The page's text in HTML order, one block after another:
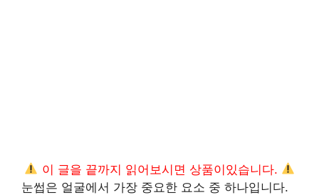
이 글을 끝까지 읽어보시면 상품이있습니다.
눈썹은 얼굴에서 가장 중요한 요소 중 하나입니다.